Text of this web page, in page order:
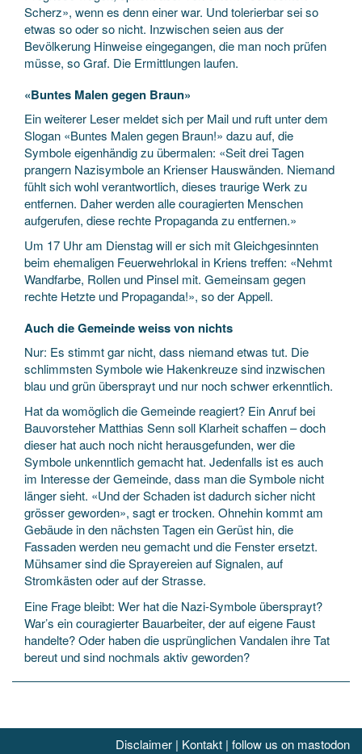
Scherz», wenn es denn einer war. Und tolerierbar sei so
etwas so oder so nicht. Inzwischen seien aus der
Bevölkerung Hinweise eingegangen, die man noch prüfen
müsse, so Graf. Die Ermittlungen laufen.
«Buntes Malen gegen Braun»
Ein weiterer Leser meldet sich per Mail und ruft unter dem
Slogan «Buntes Malen gegen Braun!» dazu auf, die
Symbole eigenhändig zu übermalen: «Seit drei Tagen
prangern Nazisymbole an Krienser Hauswänden. Niemand
fühlt sich wohl verantwortlich, dieses traurige Werk zu
entfernen. Daher werden alle couragierten Menschen
aufgerufen, diese rechte Propaganda zu entfernen.»
Um 17 Uhr am Dienstag will er sich mit Gleichgesinnten
beim ehemaligen Feuerwehrlokal in Kriens treffen: «Nehmt
Wandfarbe, Rollen und Pinsel mit. Gemeinsam gegen
rechte Hetzte und Propaganda!», so der Appell.
Auch die Gemeinde weiss von nichts
Nur: Es stimmt gar nicht, dass niemand etwas tut. Die
schlimmsten Symbole wie Hakenkreuze sind inzwischen
blau und grün übersprayt und nur noch schwer erkenntlich.
Hat da womöglich die Gemeinde reagiert? Ein Anruf bei
Bauvorsteher Matthias Senn soll Klarheit schaffen – doch
dieser hat auch noch nicht herausgefunden, wer die
Symbole unkenntlich gemacht hat. Jedenfalls ist es auch
im Interesse der Gemeinde, dass man die Symbole nicht
länger sieht. «Und der Schaden ist dadurch sicher nicht
grösser geworden», sagt er trocken. Ohnehin kommt am
Gebäude in den nächsten Tagen ein Gerüst hin, die
Fassaden werden neu gemacht und die Fenster ersetzt.
Mühsamer sind die Sprayereien auf Signalen, auf
Stromkästen oder auf der Strasse.
Eine Frage bleibt: Wer hat die Nazi-Symbole übersprayt?
War’s ein couragierter Bauarbeiter, der auf eigene Faust
handelte? Oder haben die usprünglichen Vandalen ihre Tat
bereut und sind nochmals aktiv geworden?
Disclaimer | Kontakt | follow us on mastodon